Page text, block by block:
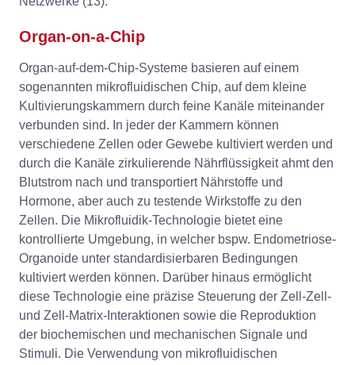
Organ-on-a-Chip
Organ-auf-dem-Chip-Systeme basieren auf einem
sogenannten mikrofluidischen Chip, auf dem kleine
Kultivierungskammern durch feine Kanäle miteinander
verbunden sind. In jeder der Kammern können
verschiedene Zellen oder Gewebe kultiviert werden und
durch die Kanäle zirkulierende Nährflüssigkeit ahmt den
Blutstrom nach und transportiert Nährstoffe und
Hormone, aber auch zu testende Wirkstoffe zu den
Zellen. Die Mikrofluidik-Technologie bietet eine
kontrollierte Umgebung, in welcher bspw. Endometriose-
Organoide unter standardisierbaren Bedingungen
kultiviert werden können. Darüber hinaus ermöglicht
diese Technologie eine präzise Steuerung der Zell-Zell-
und Zell-Matrix-Interaktionen sowie die Reproduktion
der biochemischen und mechanischen Signale und
Stimuli. Die Verwendung von mikrofluidischen